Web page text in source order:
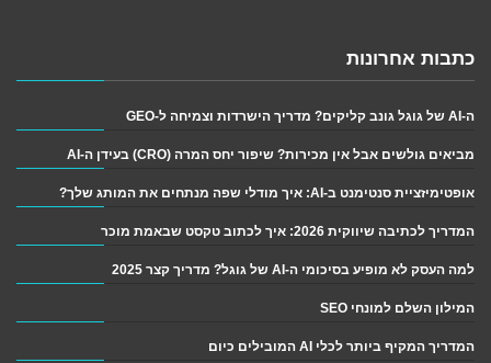
כתבות אחרונות
ה-AI של גוגל גונב קליקים? מדריך הישרדות וצמיחה ל-GEO
מביאים גולשים אבל אין מכירות? שיפור יחס המרה (CRO) בעידן ה-AI
אופטימיזציית סנטימנט ב-AI: איך מודלי שפה מנתחים את המותג שלך?
המדריך לכתיבה שיווקית 2026: איך לכתוב טקסט שבאמת מוכר
למה העסק לא מופיע בסיכומי ה-AI של גוגל? מדריך קצר 2025
המילון השלם למונחי SEO
המדריך המקיף ביותר לכלי AI המובילים כיום